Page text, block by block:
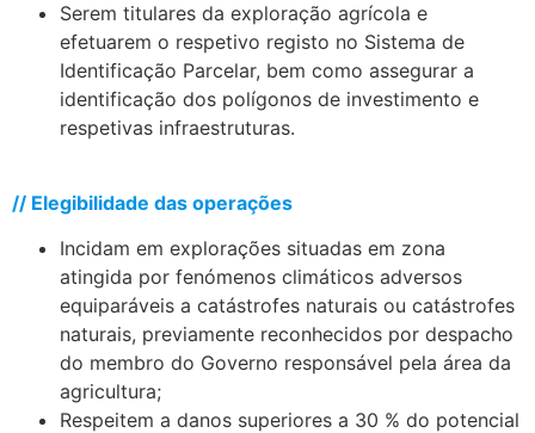
Serem titulares da exploração agrícola e
efetuarem o respetivo registo no Sistema de
Identificação Parcelar, bem como assegurar a
identificação dos polígonos de investimento e
respetivas infraestruturas.
// Elegibilidade das operações
Incidam em explorações situadas em zona
atingida por fenómenos climáticos adversos
equiparáveis a catástrofes naturais ou catástrofes
naturais, previamente reconhecidos por despacho
do membro do Governo responsável pela área da
agricultura;
Respeitem a danos superiores a 30 % do potencial